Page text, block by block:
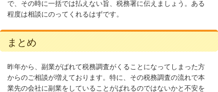
で、その時に一括では払えない旨、税務署に伝えましょう。ある
程度は相談にのってくれるはずです。
まとめ
昨年から、副業がばれて税務調査がくることになってしまった方
からのご相談が増えております。特に、その税務調査の流れで本
業先の会社に副業をしていることがばれるのではないかと不安を